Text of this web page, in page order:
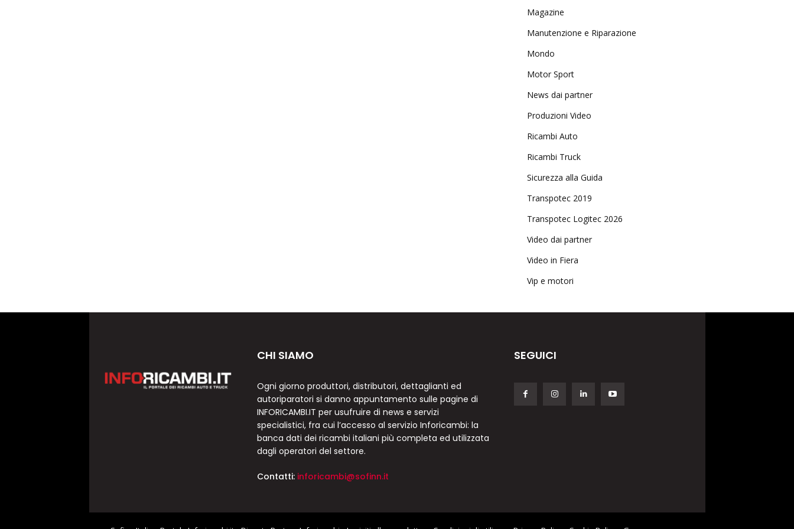
Magazine
Manutenzione e Riparazione
Mondo
Motor Sport
News dai partner
Produzioni Video
Ricambi Auto
Ricambi Truck
Sicurezza alla Guida
Transpotec 2019
Transpotec Logitec 2026
Video dai partner
Video in Fiera
Vip e motori
CHI SIAMO
Ogni giorno produttori, distributori, dettaglianti ed
autoriparatori si danno appuntamento sulle pagine di
INFORICAMBI.IT per usufruire di news e servizi
specialistici, fra cui l’accesso al servizio Inforicambi: la
banca dati dei ricambi italiani più completa ed utilizzata
dagli operatori del settore.
Contatti: inforicambi@sofinn.it
SEGUICI